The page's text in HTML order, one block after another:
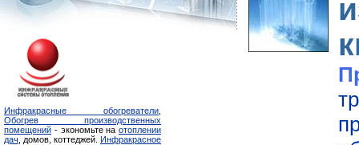
Инфракрасные обогреватели
Обогрев производственных
помещений - экономьте на отоплении
дач , домов, коттеджей. Инфракрасное